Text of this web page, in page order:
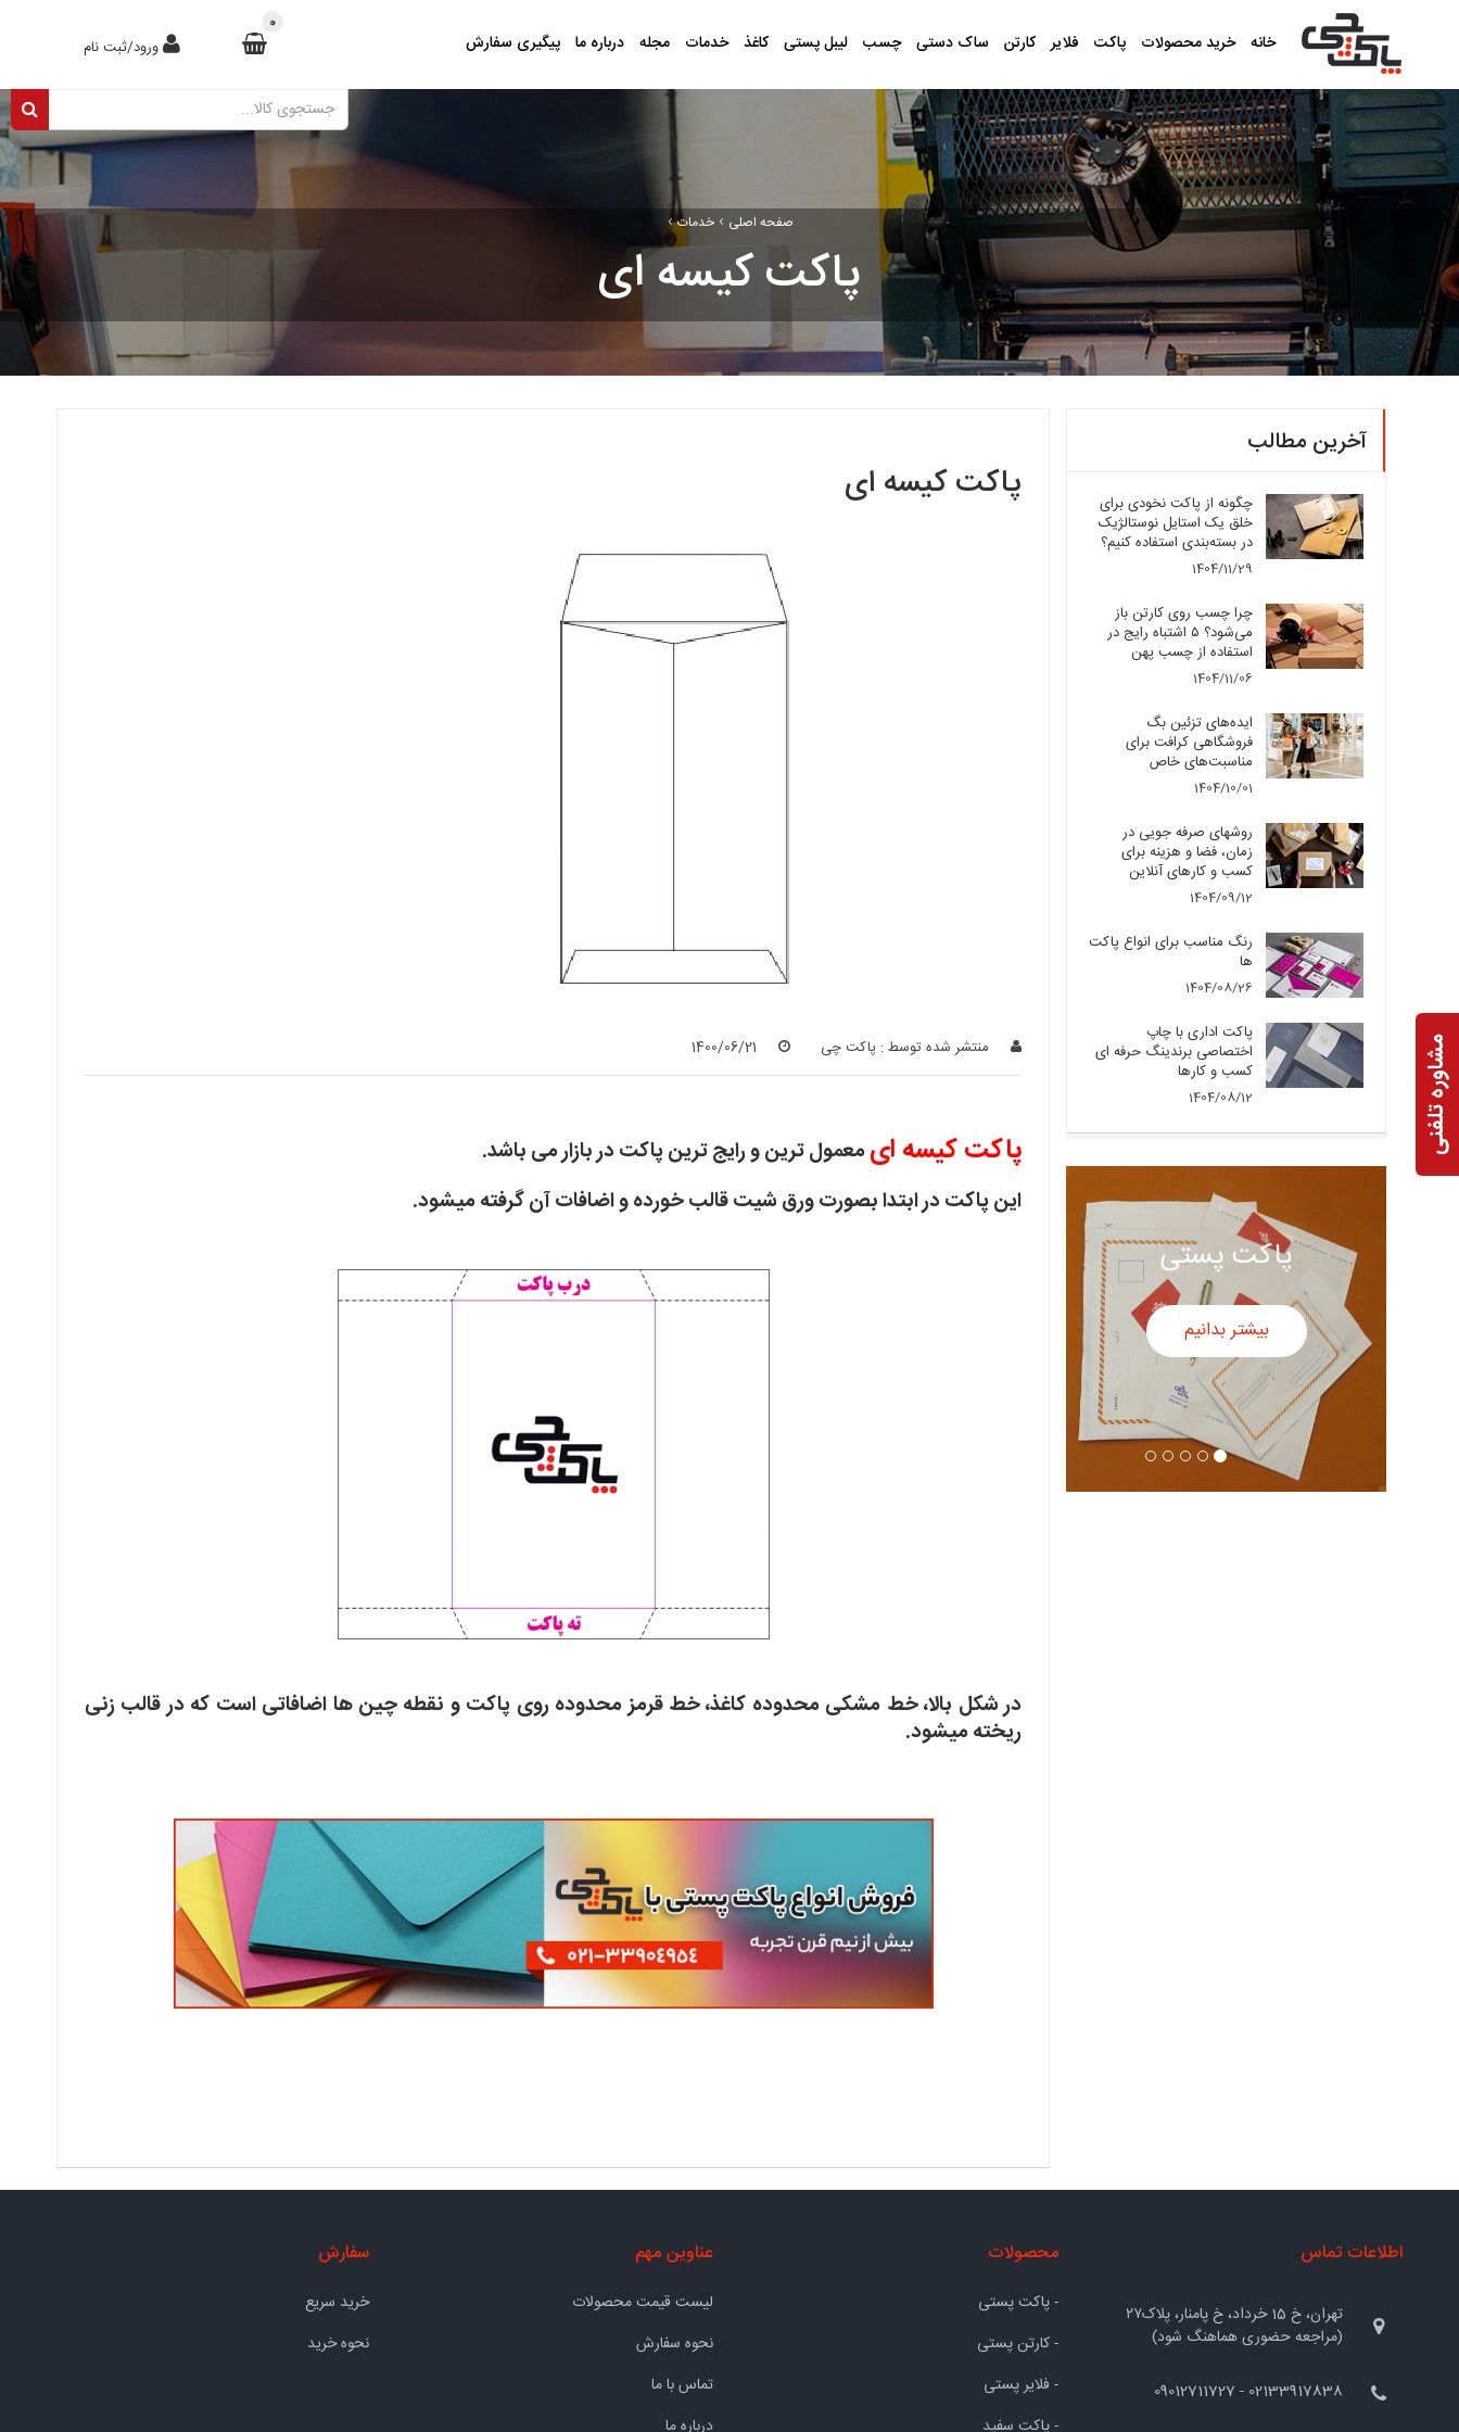
خانه خرید محصولات پاکت فلایر کارتن ساک دستی چسب لیبل پستی کاغذ خدمات مجله درباره ما پیگیری سفارش ورود/ثبت نام
0
صفحه اصلی › خدمات ›
پاکت کیسه ای
آخرین مطالب
چگونه از پاکت نخودی برای
خلق یک استایل نوستالژیک
در بسته‌بندی استفاده کنیم؟
1404/11/29
چرا چسب روی کارتن باز
می‌شود؟ ۵ اشتباه رایج در
استفاده از چسب پهن
1404/11/06
ایده‌های تزئین بگ
فروشگاهی کرافت برای
مناسبت‌های خاص
1404/10/01
روشهای صرفه جویی در
زمان، فضا و هزینه برای
کسب و کارهای آنلاین
1404/09/12
رنگ مناسب برای انواع پاکت
ها
1404/08/26
پاکت اداری با چاپ
اختصاصی برندینگ حرفه ای
کسب و کارها
1404/08/12
پاکت سفید
بیشتر بدانیم
پاکت کیسه ای
منتشر شده توسط : پاکت چی 1400/06/21
پاکت کیسه ایمعمول ترین و رایج ترین پاکت در بازار می باشد.
این پاکت در ابتدا بصورت ورق شیت قالب خورده و اضافات آن گرفته میشود.
در شکل بالا، خط مشکی محدوده کاغذ، خط قرمز محدوده روی پاکت و نقطه چین ها اضافاتی است که در قالب زنی
ریخته میشود.
مشاوره تلفنی
اطلاعات تماس
تهران، خ 15 خرداد، خ پامنار، پلاک۲۷
(مراجعه حضوری هماهنگ شود)
02133917838 - 09012711727
محصولات
- پاکت پستی
- کارتن پستی
- فلایر پستی
- پاکت سفید
عناوین مهم
لیست قیمت محصولات
نحوه سفارش
تماس با ما
درباره ما
سفارش
خرید سریع
نحوه خرید